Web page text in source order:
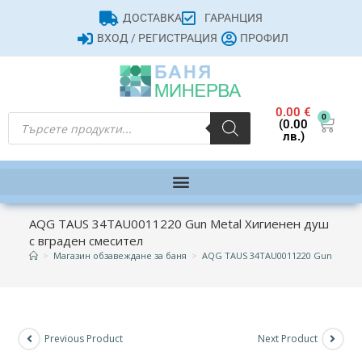
ДОСТАВКА
ГАРАНЦИЯ
ВХОД / РЕГИСТРАЦИЯ
ПРОФИЛ
0.00€
(0.00
лв.)
0
AQG TAUS 34TAU0011220 Gun Metal Хигиенен душ
с вграден смесител
> Магазин обзавеждане за баня > AQG TAUS 34TAU0011220 Gun
Previous Product Next Product